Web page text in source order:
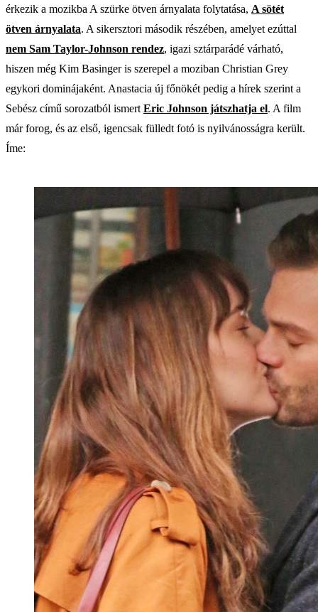
érkezik a mozikba A szürke ötven árnyalata folytatása, A sötét
ötven árnyalata. A sikersztori második részében, amelyet ezúttal
nem Sam Taylor-Johnson rendez, igazi sztárparádé várható,
hiszen még Kim Basinger is szerepel a moziban Christian Grey
egykori dominájaként. Anastacia új főnökét pedig a hírek szerint a
Sebész című sorozatból ismert Eric Johnson játszhatja el. A film
már forog, és az első, igencsak fülledt fotó is nyilvánosságra került.
Íme: